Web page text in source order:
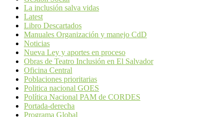
La inclusión salva vidas
Latest
Libro Descartados
Manuales Organización y manejo CdD
Noticias
Nueva Ley y aportes en proceso
Obras de Teatro Inclusión en El Salvador
Oficina Central
Poblaciones prioritarias
Politica nacional GOES
Política Nacional PAM de CORDES
Portada-derecha
Programa Global